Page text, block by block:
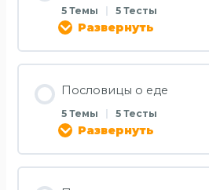
5 Темы 5 Тесты
Развернуть
Пословицы о еде
5 Темы 5 Тесты
Развернуть